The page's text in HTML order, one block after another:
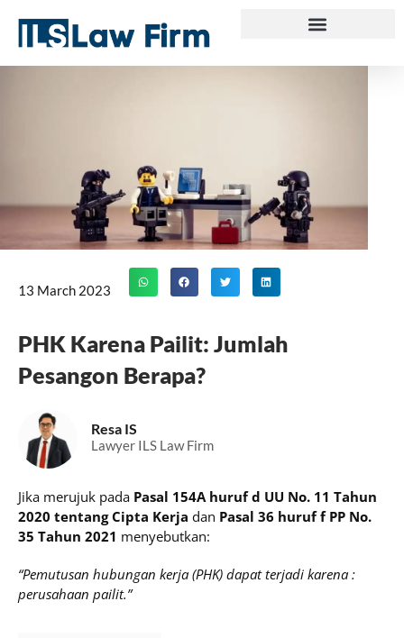
content
13 March 2023
PHK Karena Pailit: Jumlah
Pesangon Berapa?
Resa IS
Lawyer ILS Law Firm
Jika merujuk pada Pasal 154A huruf d UU No. 11 Tahun
2020 tentang Cipta Kerja dan Pasal 36 huruf f PP No.
35 Tahun 2021 menyebutkan:
“Pemutusan hubungan kerja (PHK) dapat terjadi karena :
perusahaan pailit.”